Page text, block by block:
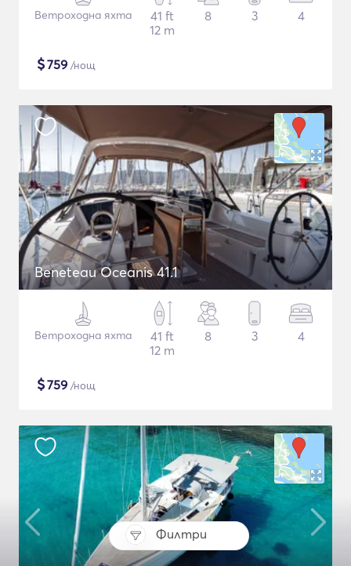
Филтри
Ветроходна яхта
41 ft
12 m
8 3 4
$759 /нощ
Beneteau Oceanis 41.1
Ветроходна яхта
41 ft
12 m
8 3 4
$759 /нощ